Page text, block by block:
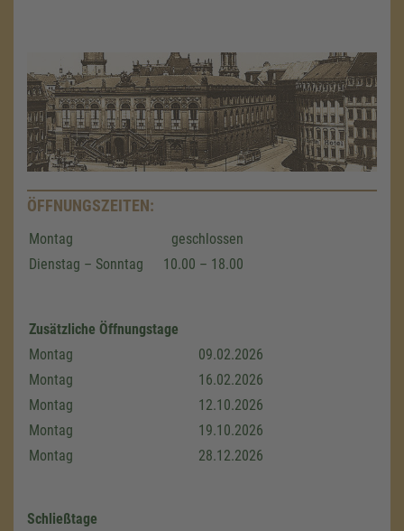
ÖFFNUNGSZEITEN:
Montag
geschlossen
Dienstag – Sonntag
10.00 – 18.00
Zusätzliche Öffnungstage
Montag
09.02.2026
Montag
16.02.2026
Montag
12.10.2026
Montag
19.10.2026
Montag
28.12.2026
Schließtage